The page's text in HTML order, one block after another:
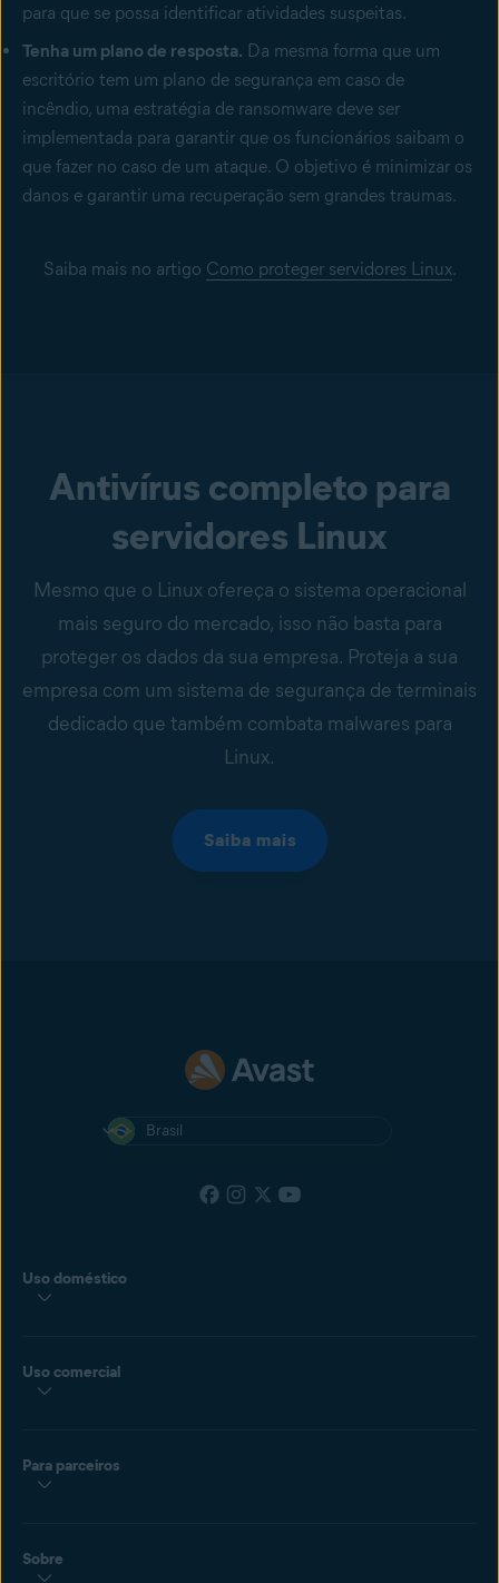
para que se possa identificar atividades suspeitas.
Tenha um plano de resposta. Da mesma forma que um
escritório tem um plano de segurança em caso de
incêndio, uma estratégia de ransomware deve ser
implementada para garantir que os funcionários saibam o
que fazer no caso de um ataque. O objetivo é minimizar os
danos e garantir uma recuperação sem grandes traumas.
Saiba mais no artigo Como proteger servidores Linux.
Antivírus completo para
servidores Linux
Mesmo que o Linux ofereça o sistema operacional
mais seguro do mercado, isso não basta para
proteger os dados da sua empresa. Proteja a sua
empresa com um sistema de segurança de terminais
dedicado que também combata malwares para
Linux.
Saiba mais
Brasil
Uso doméstico
Uso comercial
Para parceiros
Sobre